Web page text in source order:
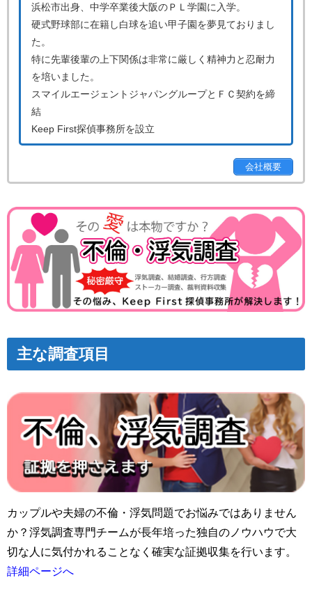
浜松市出身、中学卒業後大阪のＰＬ学園に入学。
硬式野球部に在籍し白球を追い甲子園を夢見ておりまし
た。
特に先輩後輩の上下関係は非常に厳しく精神力と忍耐力
を培いました。
スマイルエージェントジャパングループとＦＣ契約を締
結
Keep First探偵事務所を設立
会社概要
主な調査項目
カップルや夫婦の不倫・浮気問題でお悩みではありません
か？浮気調査専門チームが長年培った独自のノウハウで大
切な人に気付かれることなく確実な証拠収集を行います。
詳細ページへ